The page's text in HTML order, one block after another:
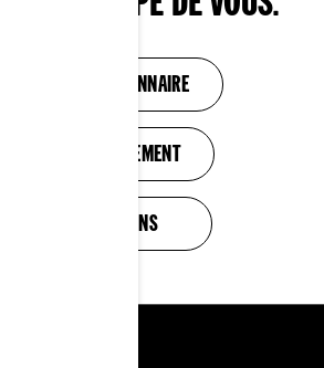
UN CONCESSIONNAIRE
DE FINANCEMENT
VOIR LES PROMOTIONS